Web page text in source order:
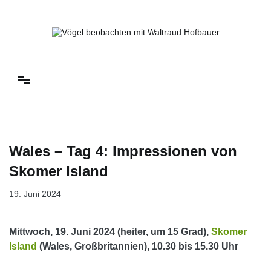
Wales – Tag 4: Impressionen von
Skomer Island
19. Juni 2024
Mittwoch, 19. Juni 2024 (heiter, um 15 Grad), Skomer
Island (Wales, Großbritannien), 10.30 bis 15.30 Uhr